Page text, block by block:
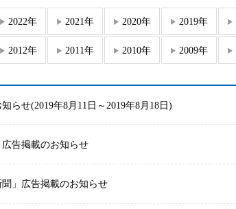
2022年 2021年 2020年 2019年
2012年 2011年 2010年 2009年
らせ(2019年8月11日～2019年8月18日)
告掲載のお知らせ
」広告掲載のお知らせ